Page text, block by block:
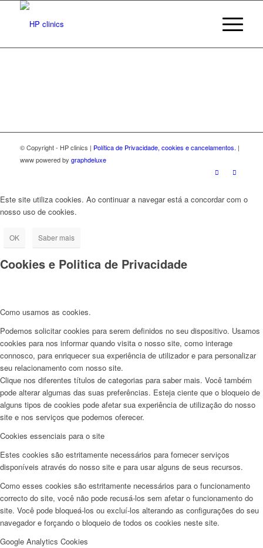
© Copyright - HP clinics | Política de Privacidade, cookies e cancelamentos. |
www powered by graphdeluxe
Este site utiliza cookies. Ao continuar a navegar está a concordar com o
nosso uso de cookies.
OK Saber mais
Cookies e Politica de Privacidade
Como usamos as cookies.
Podemos solicitar cookies para serem definidos no seu dispositivo. Usamos
cookies para nos informar quando visita o nosso site, como interage
connosco, para enriquecer sua experiência de utilizador e para personalizar
seu relacionamento com nosso site.
Clique nos diferentes títulos de categorias para saber mais. Você também
pode alterar algumas das suas preferências. Esteja ciente que o bloqueio de
alguns tipos de cookies pode afetar sua experiência de utilização do nosso
site e nos serviços que podemos oferecer.
Cookies essenciais para o site
Estes cookies são estritamente necessários para fornecer serviços
disponíveis através do nosso site e para usar alguns de seus recursos.
Como esses cookies são estritamente necessários para o funcionamento
correcto do site, você não pode recusá-los sem afetar o funcionamento do
site. Você pode bloqueá-los ou excluí-los alterando as configurações do seu
navegador e forçando o bloqueio de todos os cookies neste site.
Google Analytics Cookies